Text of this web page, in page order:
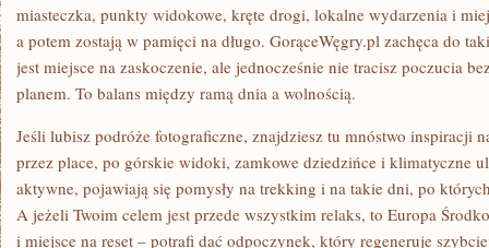
miasteczka, punkty widokowe, kręte drogi, lokalne wydarzenia i
a potem zostają w pamięci na długo. GorąceWęgry.pl zachęca do
jest miejsce na zaskoczenie, ale jednocześnie nie tracisz poczucia
planem. To balans między ramą dnia a wolnością.
Jeśli lubisz podróże fotograficzne, znajdziesz tu mnóstwo inspiracji
przez place, po górskie widoki, zamkowe dziedzińce i klimatyczne
aktywne, pojawiają się pomysły na trekking i na takie dni, po
A jeżeli Twoim celem jest przede wszystkim relaks, to Europa
i miejsce na reset – potrafi dać odpoczynek, który regeneruje